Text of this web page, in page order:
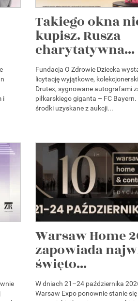
i
Takiego okna
kupisz. Rusza
charytatywna...
Fundacja O Zdrowie Dziecka
licytację wyjątkowe,
Drutex, sygnowane autografami
piłkarskiego giganta – FC
środki uzyskane z aukcji...
Warsaw Home
zapowiada
święto...
W dniach 21–24 października
Warsaw Expo ponownie stanie